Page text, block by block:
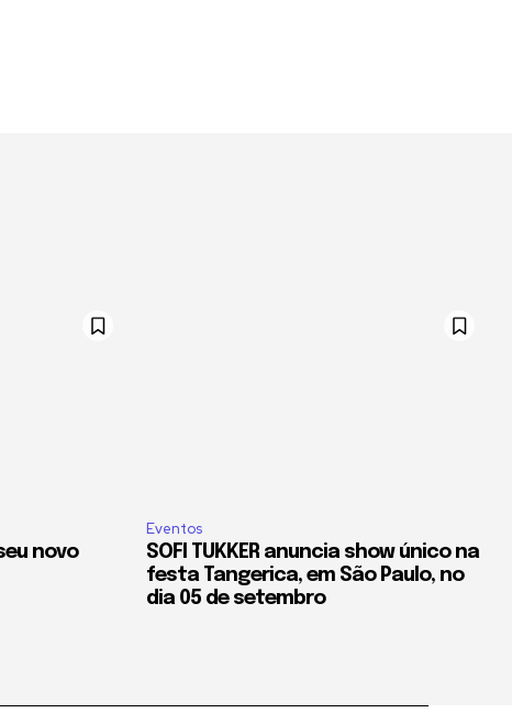
novo
Eventos
SOFI TUKKER anuncia show único na
festa Tangerica, em São Paulo, no
dia 05 de setembro